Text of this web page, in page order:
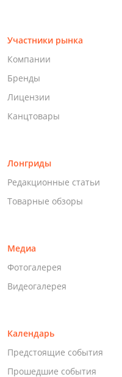
Участники рынка
Компании
Бренды
Лицензии
Канцтовары
Лонгриды
Редакционные статьи
Товарные обзоры
Медиа
Фотогалерея
Видеогалерея
Календарь
Предстоящие события
Прошедшие события